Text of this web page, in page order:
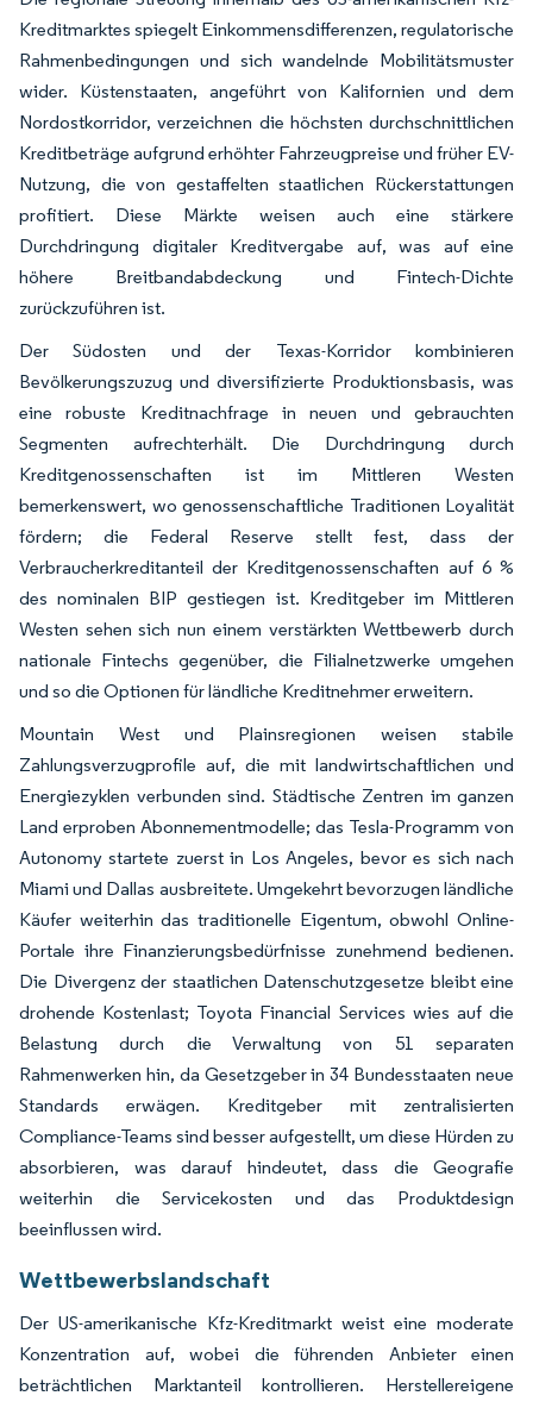
Kreditmarktes spiegelt Einkommensdifferenzen, regulatorische
Rahmenbedingungen und sich wandelnde Mobilitätsmuster
wider. Küstenstaaten, angeführt von Kalifornien und dem
Nordostkorridor, verzeichnen die höchsten durchschnittlichen
Kreditbeträge aufgrund erhöhter Fahrzeugpreise und früher EV-
Nutzung, die von gestaffelten staatlichen Rückerstattungen
profitiert. Diese Märkte weisen auch eine stärkere
Durchdringung digitaler Kreditvergabe auf, was auf eine
höhere Breitbandabdeckung und Fintech-Dichte
zurückzuführen ist.
Der Südosten und der Texas-Korridor kombinieren
Bevölkerungszuzug und diversifizierte Produktionsbasis, was
eine robuste Kreditnachfrage in neuen und gebrauchten
Segmenten aufrechterhält. Die Durchdringung durch
Kreditgenossenschaften ist im Mittleren Westen
bemerkenswert, wo genossenschaftliche Traditionen Loyalität
fördern; die Federal Reserve stellt fest, dass der
Verbraucherkreditanteil der Kreditgenossenschaften auf 6 %
des nominalen BIP gestiegen ist. Kreditgeber im Mittleren
Westen sehen sich nun einem verstärkten Wettbewerb durch
nationale Fintechs gegenüber, die Filialnetzwerke umgehen
und so die Optionen für ländliche Kreditnehmer erweitern.
Mountain West und Plainsregionen weisen stabile
Zahlungsverzugprofile auf, die mit landwirtschaftlichen und
Energiezyklen verbunden sind. Städtische Zentren im ganzen
Land erproben Abonnementmodelle; das Tesla-Programm von
Autonomy startete zuerst in Los Angeles, bevor es sich nach
Miami und Dallas ausbreitete. Umgekehrt bevorzugen ländliche
Käufer weiterhin das traditionelle Eigentum, obwohl Online-
Portale ihre Finanzierungsbedürfnisse zunehmend bedienen.
Die Divergenz der staatlichen Datenschutzgesetze bleibt eine
drohende Kostenlast; Toyota Financial Services wies auf die
Belastung durch die Verwaltung von 51 separaten
Rahmenwerken hin, da Gesetzgeber in 34 Bundesstaaten neue
Standards erwägen. Kreditgeber mit zentralisierten
Compliance-Teams sind besser aufgestellt, um diese Hürden zu
absorbieren, was darauf hindeutet, dass die Geografie
weiterhin die Servicekosten und das Produktdesign
beeinflussen wird.
Wettbewerbslandschaft
Der US-amerikanische Kfz-Kreditmarkt weist eine moderate
Konzentration auf, wobei die führenden Anbieter einen
beträchtlichen Marktanteil kontrollieren. Herstellereigene